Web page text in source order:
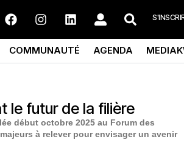
COMMUNAUTÉ AGENDA
le futur de la filière
début octobre 2025 au Forum des
à relever pour envisager un avenir